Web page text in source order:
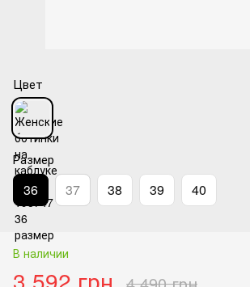
Цвет
Размер
36 37 38 39 40
В наличии
3 592 грн